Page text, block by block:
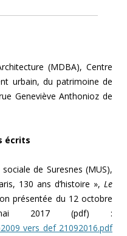
(MDBA), Centre
urbain, du patrimoine de
Geneviève Anthonioz de
écrits
de Suresnes (MUS),
130 ans d’histoire », Le
présentée du 12 octobre
2017 (pdf) :
vers def 21092016.pdf